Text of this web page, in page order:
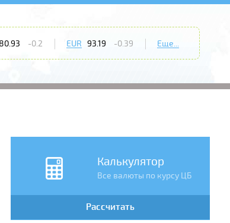
80.93 -0.2 EUR 93.19 -0.39 Еще...
Калькулятор
Все валюты по курсу ЦБ
Рассчитать